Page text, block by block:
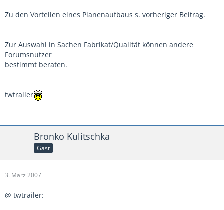
Zu den Vorteilen eines Planenaufbaus s. vorheriger Beitrag.
Zur Auswahl in Sachen Fabrikat/Qualität können andere
Forumsnutzer
bestimmt beraten.
twtrailer
Bronko Kulitschka
Gast
3. März 2007
@ twtrailer: